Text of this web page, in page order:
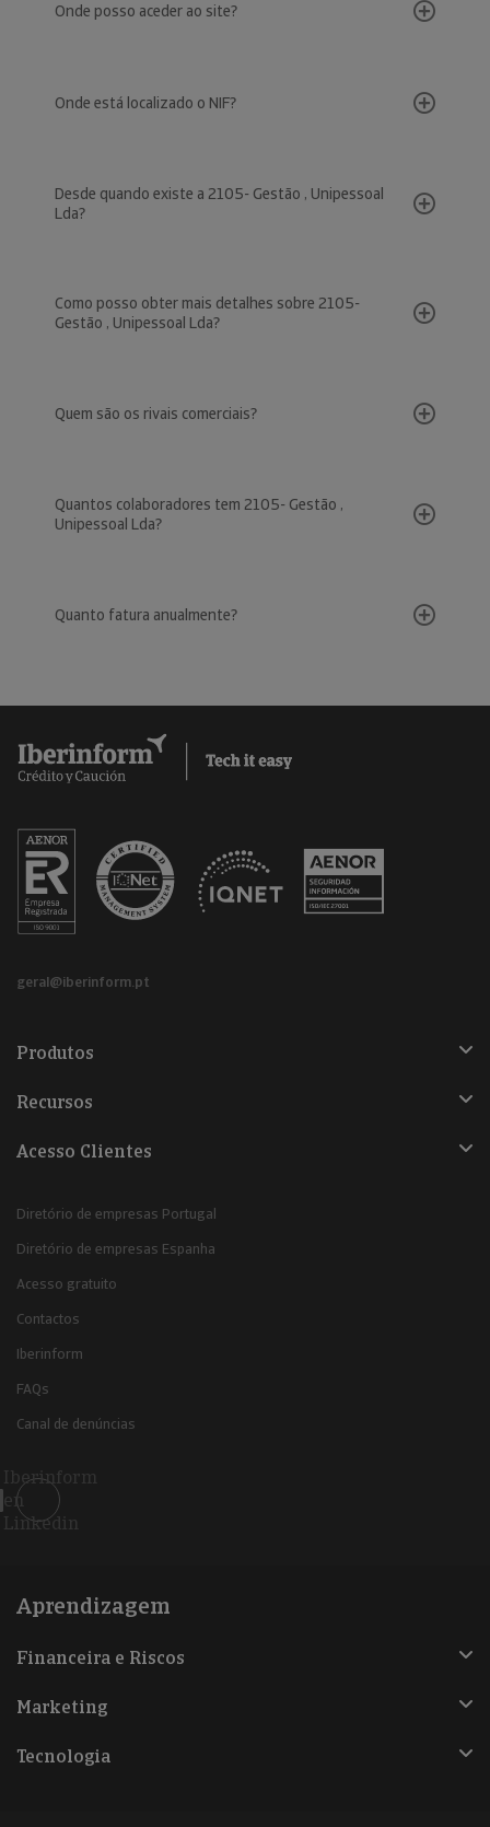
Onde posso aceder ao site?
Onde está localizado o NIF?
Desde quando existe a 2105- Gestão , Unipessoal
Lda?
Como posso obter mais detalhes sobre 2105-
Gestão , Unipessoal Lda?
Quem são os rivais comerciais?
Quantos colaboradores tem 2105- Gestão ,
Unipessoal Lda?
Quanto fatura anualmente?
geral@iberinform.pt
Produtos
Recursos
Acesso Clientes
Diretório de empresas Portugal
Diretório de empresas Espanha
Acesso gratuito
Contactos
Iberinform
FAQs
Canal de denúncias
Iberinform
en
Linkedin
Aprendizagem
Financeira e Riscos
Marketing
Tecnologia